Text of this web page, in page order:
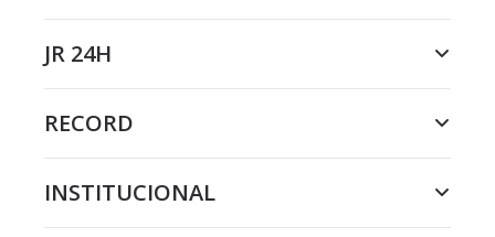
JR 24H
RECORD
INSTITUCIONAL